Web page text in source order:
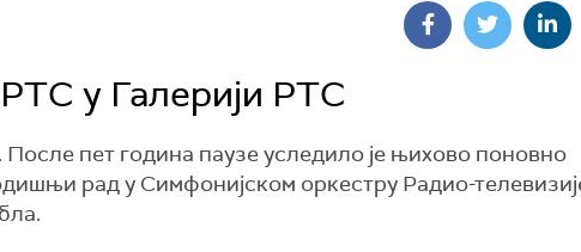
у Галерији РТС
пет година паузе уследило је њихово поновно
рад у Симфонијском оркестру Радио-